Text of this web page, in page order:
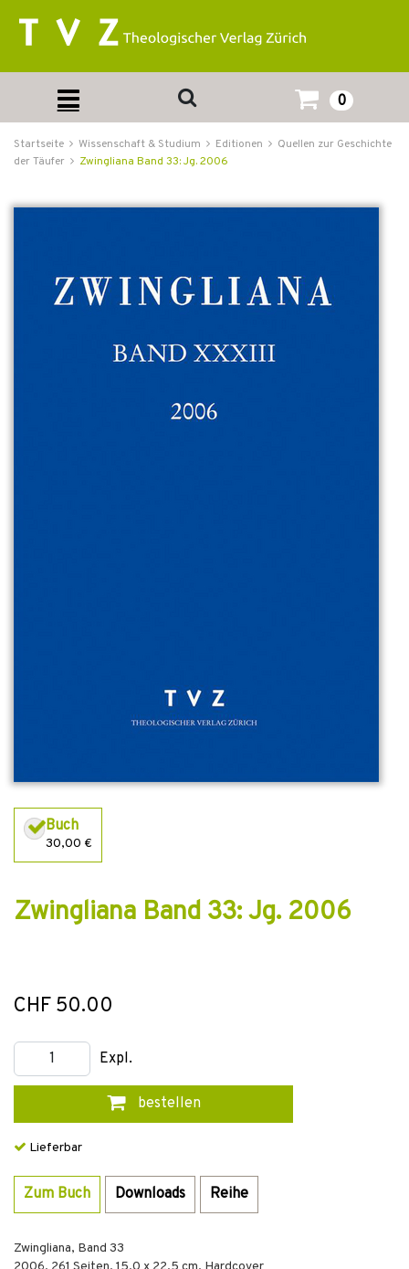
0
Startseite Wissenschaft & Studium Editionen
Quellen zur Geschichte
der Täufer
Zwingliana Band 33: Jg. 2006
Buch
30,00 €
Zwingliana Band 33: Jg. 2006
CHF 50.00
Expl.
bestellen
Lieferbar
Zum Buch Downloads Reihe
Zwingliana, Band 33